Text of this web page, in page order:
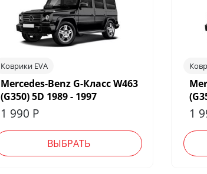
Коврики EVA
Mercedes-Benz G-Класс W463
(G350) 5D 1989 - 1997
1 990 Р
ВЫБРАТЬ
1